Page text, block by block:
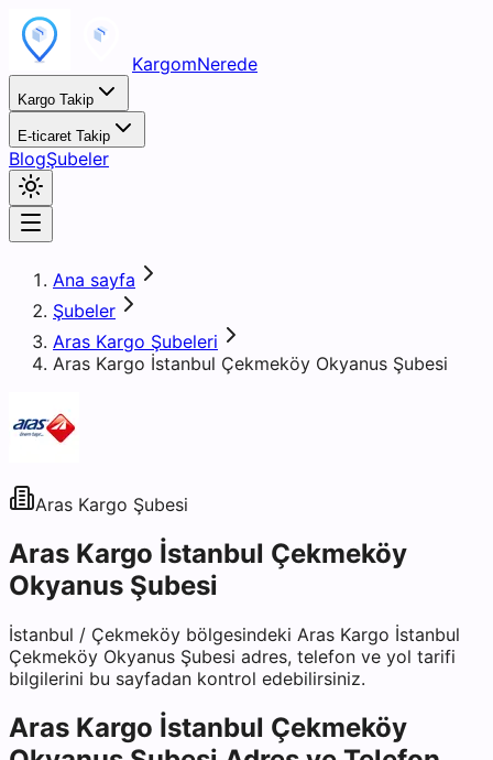
KargomNerede
Kargo Takip
E-ticaret Takip
BlogŞubeler
Ana sayfa
Şubeler
Aras Kargo Şubeleri
Aras Kargo İstanbul Çekmeköy Okyanus Şubesi
Aras Kargo Şubesi
Aras Kargo İstanbul Çekmeköy
Okyanus Şubesi
İstanbul / Çekmeköy bölgesindeki Aras Kargo İstanbul
Çekmeköy Okyanus Şubesi adres, telefon ve yol tarifi
bilgilerini bu sayfadan kontrol edebilirsiniz.
Aras Kargo İstanbul Çekmeköy